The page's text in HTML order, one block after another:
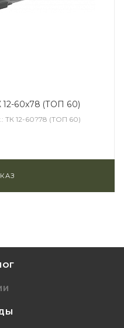
12-60x78 (ТОП 60)
ТК 12-60?78 (ТОП 60)